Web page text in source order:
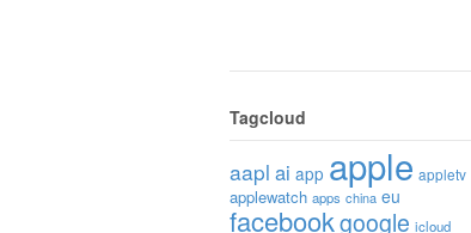
Tagcloud
aapl ai app apple appletv
applewatch apps china eu
facebookgoogle icloud